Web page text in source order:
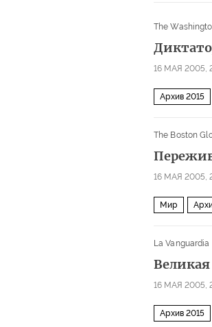
The
16 МАЯ 2005,
Архив 2015
The Boston
16 МАЯ 2005,
Мир
La Vanguardia
16 МАЯ 2005,
Архив 2015